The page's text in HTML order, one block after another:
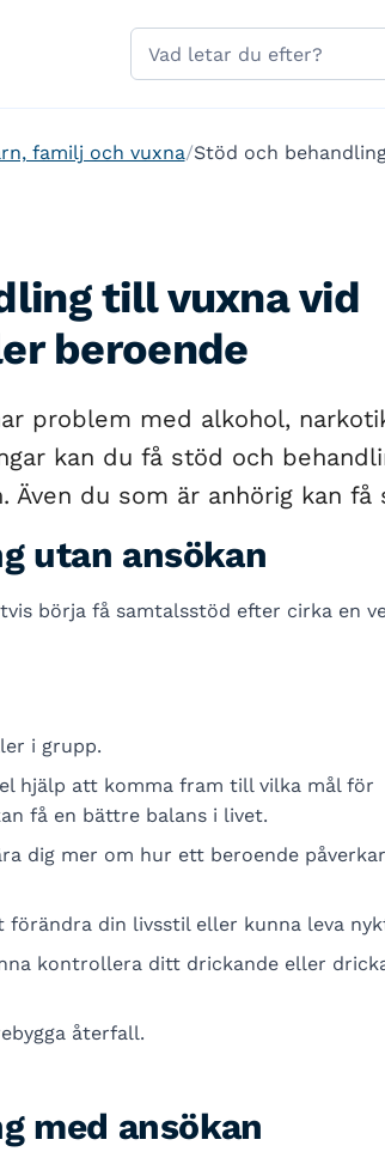
Sök
på
familj och vuxna Stöd och
till vuxna vid
beroende
problem med alkohol,
kan du få stöd och
Även du som är anhörig kan få
utan ansökan
börja få samtalsstöd efter cirka en
i grupp.
hjälp att komma fram till vilka mål för
få en bättre balans i livet.
dig mer om hur ett beroende
förändra din livsstil eller kunna leva
kontrollera ditt drickande eller
återfall.
med ansökan